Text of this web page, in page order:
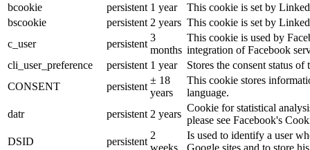
bcookie
persistent 1 year
This cookie is set by
bscookie
persistent 2 years This cookie is set by
c_user
persistent
3
months
This cookie is used by
integration of Facebook
cli_user_preference
persistent 1 year
Stores the consent status of
CONSENT
persistent
± 18
years
This cookie stores
language.
datr
persistent 2 years
Cookie for statistical
please see Facebook's
DSID
persistent
2
weeks
Is used to identify a user
Google sites and to store